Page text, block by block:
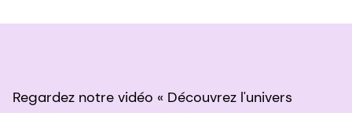
Regardez notre vidéo « Découvrez l'univers